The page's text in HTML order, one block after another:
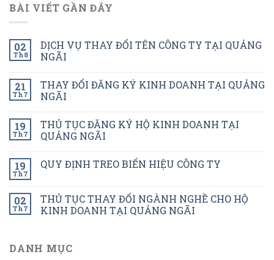
BÀI VIẾT GẦN ĐÂY
02
Th8
DỊCH VỤ THAY ĐỔI TÊN CÔNG TY TẠI QUẢNG
NGÃI
21
Th7
THAY ĐỔI ĐĂNG KÝ KINH DOANH TẠI QUẢNG
NGÃI
19
Th7
THỦ TỤC ĐĂNG KÝ HỘ KINH DOANH TẠI
QUẢNG NGÃI
19
Th7
QUY ĐỊNH TREO BIỂN HIỆU CÔNG TY
02
Th7
THỦ TỤC THAY ĐỔI NGÀNH NGHỀ CHO HỘ
KINH DOANH TẠI QUẢNG NGÃI
DANH MỤC